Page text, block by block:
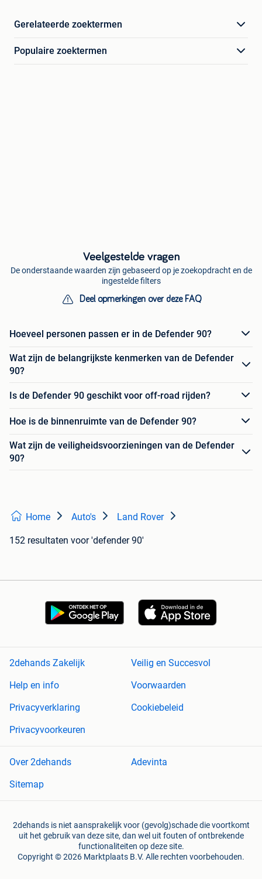
Gerelateerde zoektermen
Populaire zoektermen
Veelgestelde vragen
De onderstaande waarden zijn gebaseerd op je zoekopdracht en de
ingestelde filters
Deel opmerkingen over deze FAQ
Hoeveel personen passen er in de Defender 90?
Wat zijn de belangrijkste kenmerken van de Defender
90?
Is de Defender 90 geschikt voor off-road rijden?
Hoe is de binnenruimte van de Defender 90?
Wat zijn de veiligheidsvoorzieningen van de Defender
90?
Home Auto's Land Rover
152 resultaten voor 'defender 90'
2dehands Zakelijk
Veilig en Succesvol
Help en info
Voorwaarden
Privacyverklaring
Cookiebeleid
Privacyvoorkeuren
Over 2dehands
Adevinta
Sitemap
2dehands is niet aansprakelijk voor (gevolg)schade die voortkomt
uit het gebruik van deze site, dan wel uit fouten of ontbrekende
functionaliteiten op deze site.
Copyright © 2026 Marktplaats B.V. Alle rechten voorbehouden.